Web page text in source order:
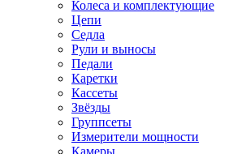
Колеса и комплектующие
Цепи
Седла
Рули и выносы
Педали
Каретки
Кассеты
Звёзды
Группсеты
Измерители мощности
Камеры